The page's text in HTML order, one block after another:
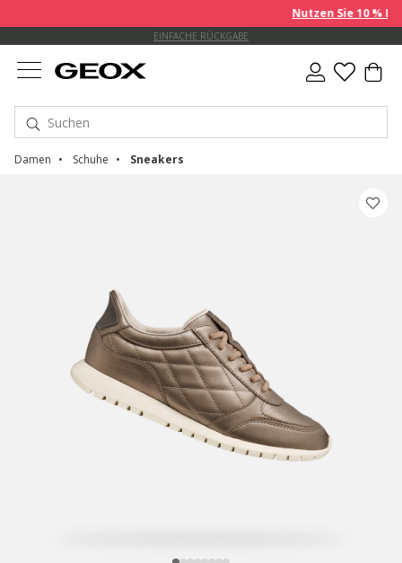
Nutzen Sie 10 %
EINFACHE RÜCKGABE
Damen Schuhe Sneakers